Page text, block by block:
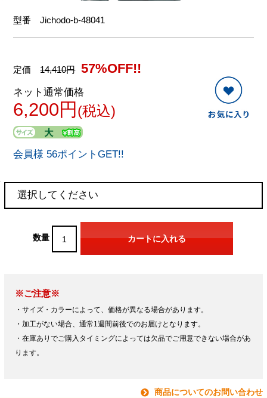
型番Jichodo-b-48041
定価14,410円 57%OFF!!
ネット通常価格
6,200円 (税込)
会員様 56ポイントGET!!
数量
※ご注意※
・サイズ・カラーによって、価格が異なる場合があります。
・加工がない場合、通常1週間前後でのお届けとなります。
・在庫ありでご購入タイミングによっては欠品でご用意できない場合があ
ります。
商品についてのお問い合わせ